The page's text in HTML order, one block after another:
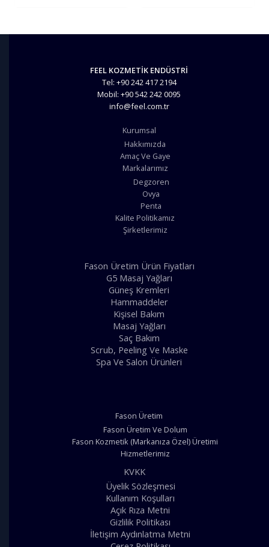
FEEL KOZMETİK ENDÜSTRİ
Tel: +90 242 417 2194
Mobil: +90 542 242 0095
info@feel.com.tr
Kurumsal
Hakkımızda
Amaç Ve Gaye
Markalarımız
Degzoren
Ovya
Penta
Kalite Politikamız
Şirketlerimiz
Fason Üretim Ürün Fiyatları
G5 Masaj Yağları
Güneş Kremleri
Hammaddeler
Kişisel Bakım
Masaj Yağları
Saç Bakım
Scrub, Peeling Ve Maske
Spa Ve Salon Ürünleri
Fason Üretim
Fason Üretim Ve Dolum
Fason Kozmetik (Markanıza Özel) Üretimi
Hizmetlerimiz
KVKK
Üyelik Sözleşmesi
Kullanım Koşulları
Açık Rıza Metni
Gizlilik Politikası
İletişim Aydınlatma Metni